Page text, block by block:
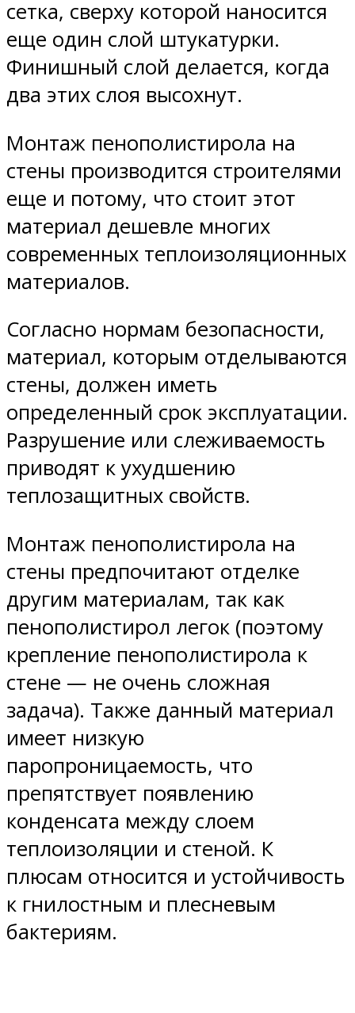
сетка, сверху которой наносится
еще один слой штукатурки.
Финишный слой делается, когда
два этих слоя высохнут.
Монтаж пенополистирола на
стены производится строителями
еще и потому, что стоит этот
материал дешевле многих
современных теплоизоляционных
материалов.
Согласно нормам безопасности,
материал, которым отделываются
стены, должен иметь
определенный срок эксплуатации.
Разрушение или слеживаемость
приводят к ухудшению
теплозащитных свойств.
Монтаж пенополистирола на
стены предпочитают отделке
другим материалам, так как
пенополистирол легок (поэтому
крепление пенополистирола к
стене — не очень сложная
задача). Также данный материал
имеет низкую
паропроницаемость, что
препятствует появлению
конденсата между слоем
теплоизоляции и стеной. К
плюсам относится и устойчивость
к гнилостным и плесневым
бактериям.